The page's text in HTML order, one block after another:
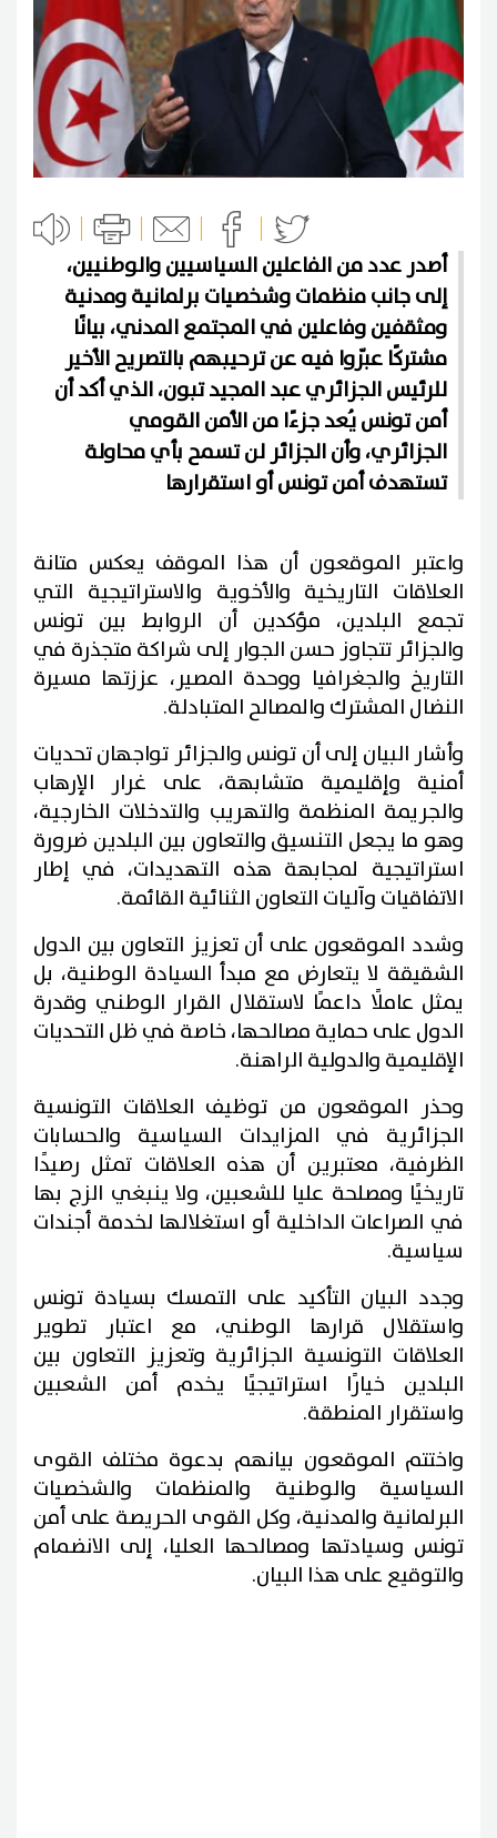
أصدر عدد من الفاعلين السياسيين والوطنيين،
إلى جانب منظمات وشخصيات برلمانية ومدنية
ومثقفين وفاعلين في المجتمع المدني، بيانًا
مشتركًا عبّروا فيه عن ترحيبهم بالتصريح الأخير
للرئيس الجزائري عبد المجيد تبون، الذي أكد أن
أمن تونس يُعد جزءًا من الأمن القومي
الجزائري، وأن الجزائر لن تسمح بأي محاولة
تستهدف أمن تونس أو استقرارها
واعتبر الموقعون أن هذا الموقف يعكس متانة
العلاقات التاريخية والأخوية والاستراتيجية التي
تجمع البلدين، مؤكدين أن الروابط بين تونس
والجزائر تتجاوز حسن الجوار إلى شراكة متجذرة في
التاريخ والجغرافيا ووحدة المصير، عززتها مسيرة
النضال المشترك والمصالح المتبادلة.
وأشار البيان إلى أن تونس والجزائر تواجهان تحديات
أمنية وإقليمية متشابهة، على غرار الإرهاب
والجريمة المنظمة والتهريب والتدخلات الخارجية،
وهو ما يجعل التنسيق والتعاون بين البلدين ضرورة
استراتيجية لمجابهة هذه التهديدات، في إطار
الاتفاقيات وآليات التعاون الثنائية القائمة.
وشدد الموقعون على أن تعزيز التعاون بين الدول
الشقيقة لا يتعارض مع مبدأ السيادة الوطنية، بل
يمثل عاملًا داعمًا لاستقلال القرار الوطني وقدرة
الدول على حماية مصالحها، خاصة في ظل التحديات
الإقليمية والدولية الراهنة.
وحذر الموقعون من توظيف العلاقات التونسية
الجزائرية في المزايدات السياسية والحسابات
الظرفية، معتبرين أن هذه العلاقات تمثل رصيدًا
تاريخيًا ومصلحة عليا للشعبين، ولا ينبغي الزج بها
في الصراعات الداخلية أو استغلالها لخدمة أجندات
سياسية.
وجدد البيان التأكيد على التمسك بسيادة تونس
واستقلال قرارها الوطني، مع اعتبار تطوير
العلاقات التونسية الجزائرية وتعزيز التعاون بين
البلدين خيارًا استراتيجيًا يخدم أمن الشعبين
واستقرار المنطقة.
واختتم الموقعون بيانهم بدعوة مختلف القوى
السياسية والوطنية والمنظمات والشخصيات
البرلمانية والمدنية، وكل القوى الحريصة على أمن
تونس وسيادتها ومصالحها العليا، إلى الانضمام
والتوقيع على هذا البيان.